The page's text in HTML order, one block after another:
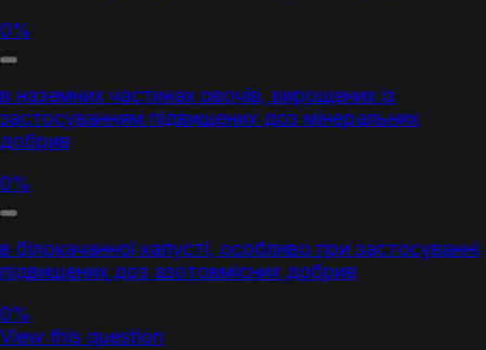
0%
в наземних частинах овочів, вирощених із
застосуванням підвищених доз мінеральних
добрив
0%
в білокачанної капусті, особливо при застосуванні
підвищених доз азотовмісних добрив
0%
View this question